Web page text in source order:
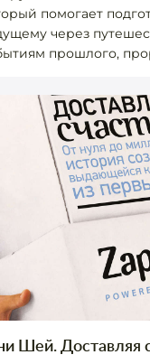
помогает
через
прошлого,
Шей. Доставляя